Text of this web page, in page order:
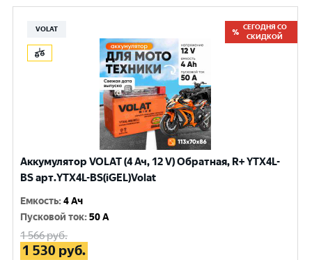
VOLAT
СЕГОДНЯ СО
СКИДКОЙ
Аккумулятор VOLAT (4 Ач, 12 V) Обратная, R+ YTX4L-
BS арт.YTX4L-BS(iGEL)Volat
Емкость:4 Ач
Пусковой ток:50 A
1 566руб.
1 530 руб.